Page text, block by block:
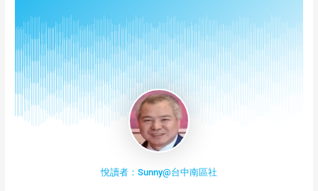
悅讀者：Sunny@台中南區社